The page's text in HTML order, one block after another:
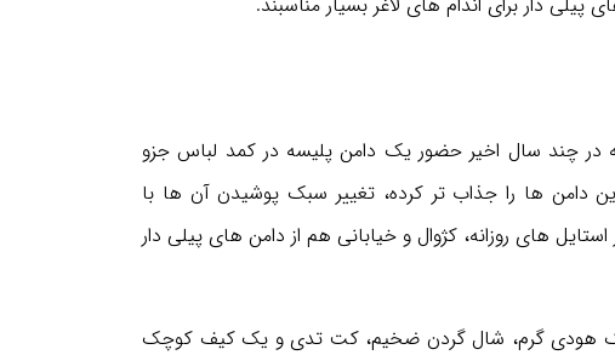
در چند سال اخیر حضور یک دامن پلیسه در کمد لباس جزو
دامن ها را جذاب تر کرده، تغییر سبک پوشیدن آن ها با
های روزانه، کژوال و خیابانی هم از دامن های پیلی دار
یک هودی گرم، شال گردن ضخیم، کت تدی و یک کیف کوچک